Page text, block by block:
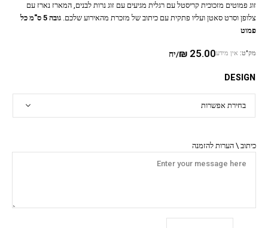
מק"ט: אין מידע ₪ 25.00 /יח
DESIGN
כיתוב \ הערות להזמנה
זוג פמוטים מזכוכית קריסטל עם רגלית מגיעים עם זוג נרות לבנים, המארז נארז עם
צלופן וסרט סאטן ועליו פתקית עם כיתוב של מזכרת מהאירוע שלכם.
גובה 5 ס"מ כל
פמוט